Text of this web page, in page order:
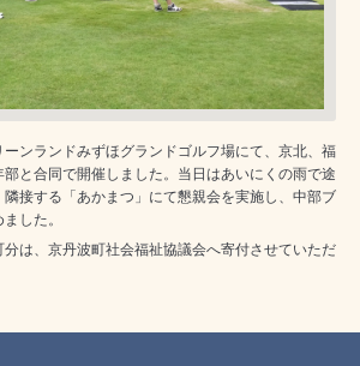
ンランドみずほグランドゴルフ場にて、京北、福
と合同で開催しました。当日はあいにくの雨で途
接する「あかまつ」にて懇親会を実施し、中部ブ
した。
は、京丹波町社会福祉協議会へ寄付させていただ